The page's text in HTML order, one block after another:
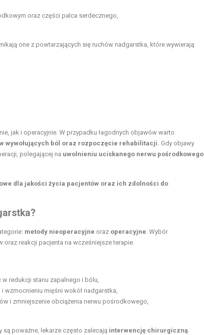
oraz części palca serdecznego,
one z powtarzających się ruchów nadgarstka, które wywierają
jak i operacyjnie. W przypadku łagodnych objawów warto
wywołujących ból oraz rozpoczęcie rehabilitacji. Gdy objawy
polegającej na uwolnieniu uciskanego nerwu pośrodkowego
dla jakości życia pacjentów oraz ich zdolności do
metody nieoperacyjne oraz operacyjne. Wybór
reakcji pacjenta na wcześniejsze terapie.
redukcji stanu zapalnego i bólu,
mięśni wokół nadgarstka,
i zmniejszenie obciążenia nerwu pośrodkowego,
poważne, lekarze często zalecają interwencję chirurgiczną.